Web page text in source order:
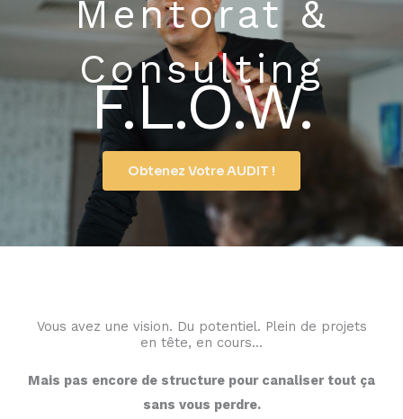
Mentorat &
Consulting
F.L.O.W.
Obtenez Votre AUDIT !
Vous avez une vision. Du potentiel. Plein de projets
en tête, en cours...
Mais pas encore de structure pour canaliser tout ça
sans vous perdre.